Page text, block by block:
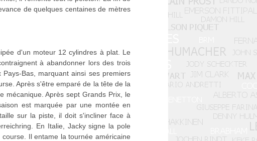
de quelques centaines de mètres
d'un moteur 12 cylindres à plat. Le
à abandonner lors des trois
Bas, marquant ainsi ses premiers
Après s'être emparé de la tête de la
mécanique. Après sept Grands Prix, le
est marquée par une montée en
sur la piste, il doit s'incliner face à
En Italie, Jacky signe la pole
Il entame la tournée américaine